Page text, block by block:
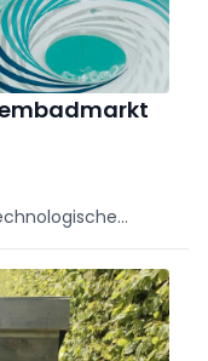
de belangrijkste
de kansen en